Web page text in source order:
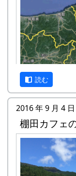
残念ながら、
とっても大変
駅 ) から車で
で1時間強かか
読む
2016 年 9 月 4 日
棚田カフェ